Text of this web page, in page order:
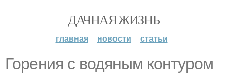
ДАЧНАЯ ЖИЗНЬ
главная новости статьи
Горения с водяным контуром